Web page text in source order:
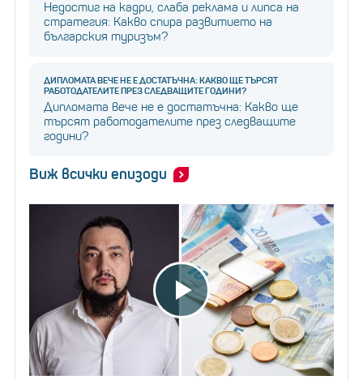
Недостиг на кадри, слаба реклама и липса на
стратегия: Какво спира развитието на
българския туризъм?
ДИПЛОМАТА ВЕЧЕ НЕ Е ДОСТАТЪЧНА: КАКВО ЩЕ ТЪРСЯТ
РАБОТОДАТЕЛИТЕ ПРЕЗ СЛЕДВАЩИТЕ ГОДИНИ?
Дипломата вече не е достатъчна: Какво ще
търсят работодателите през следващите
години?
Виж всички епизоди